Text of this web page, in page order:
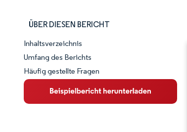
ÜBER DIESEN BERICHT
Marktschnappschuss
Marktübersicht
Wichtige Markttrends
Inhaltsverzeichnis
Umfang des Berichts
Häufig gestellte Fragen